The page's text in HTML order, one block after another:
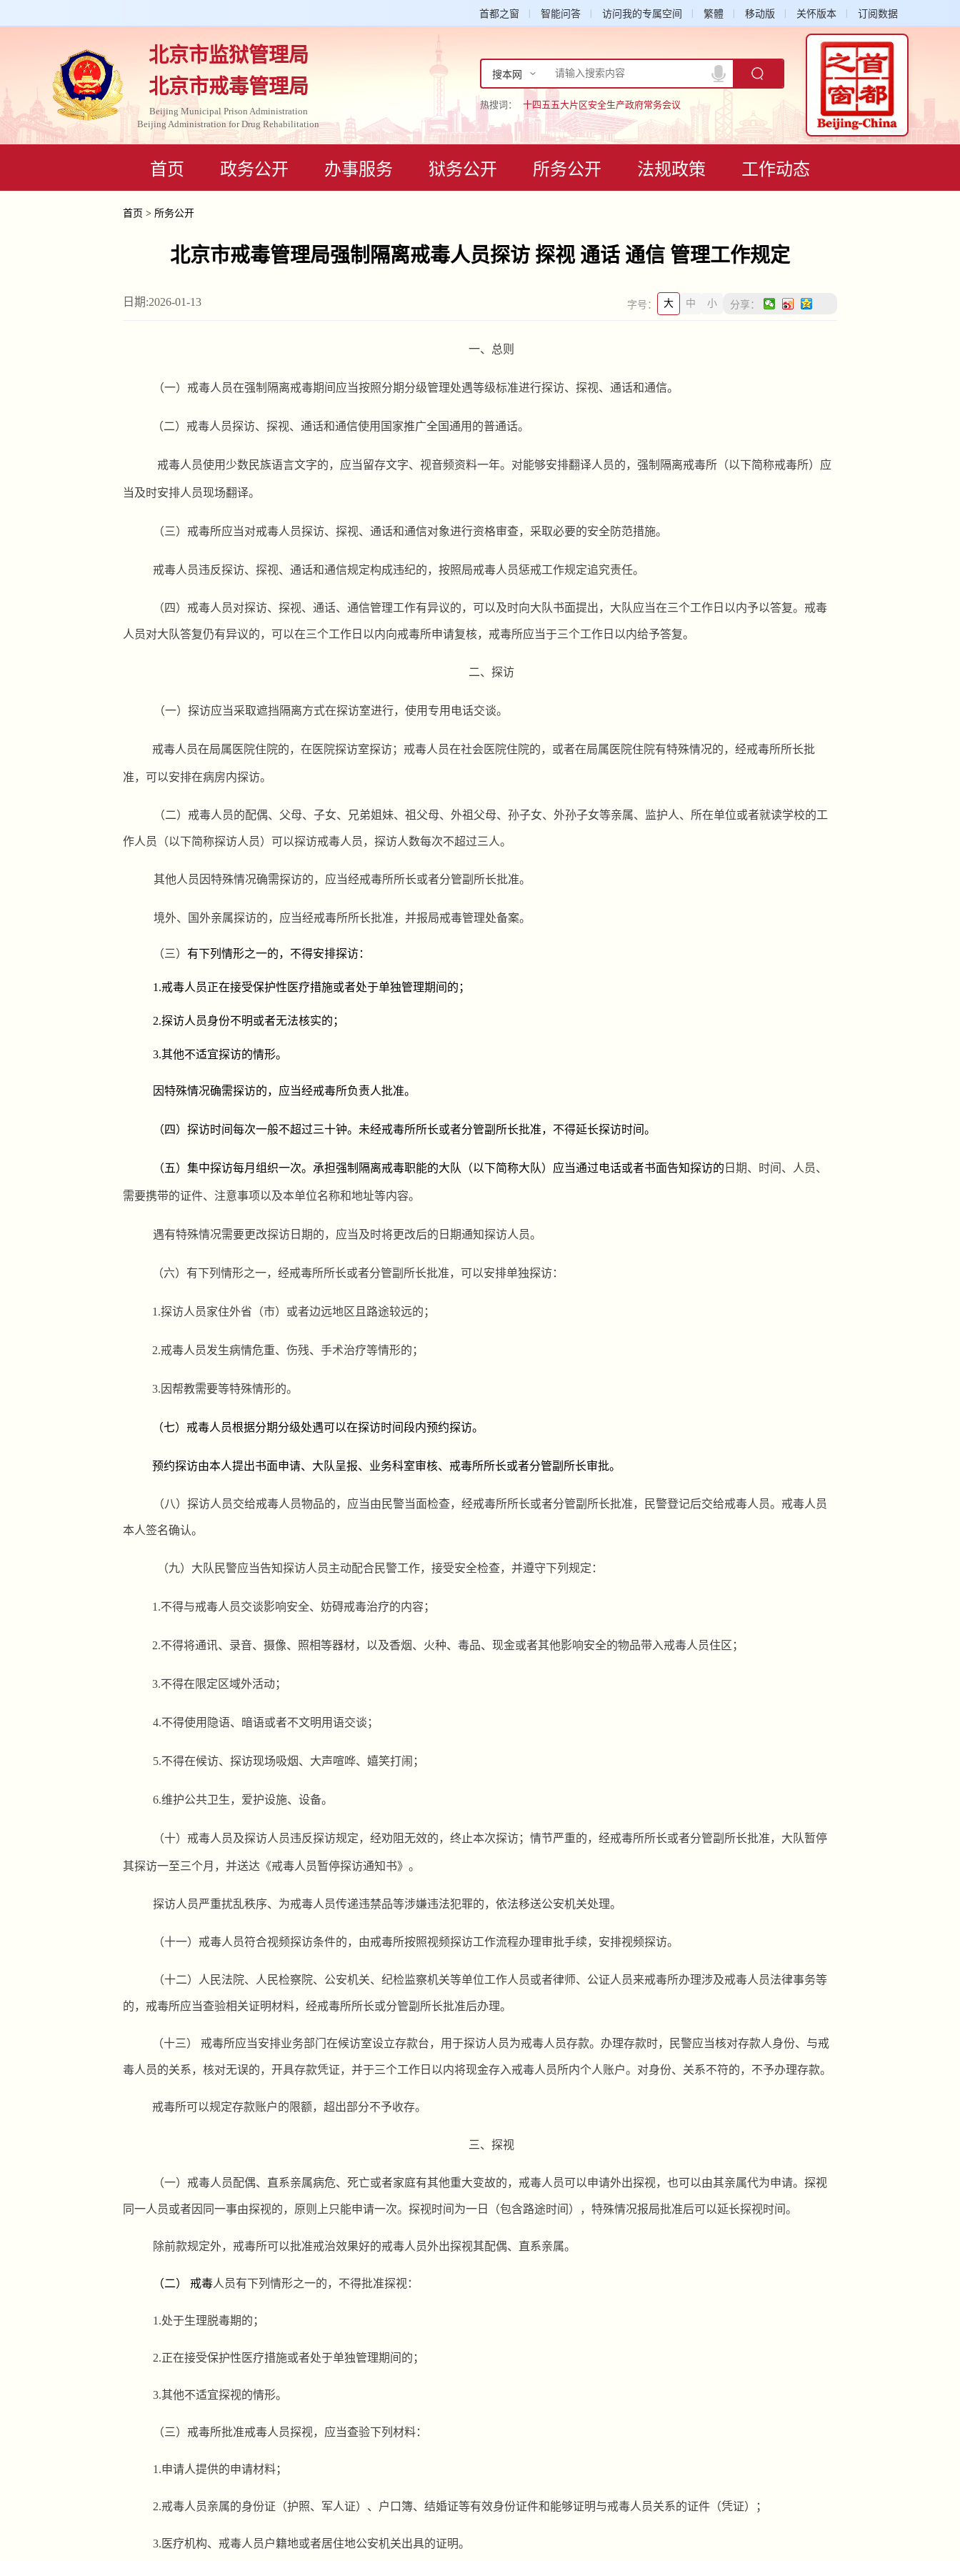
首都之窗 智能问答 访问我的专属空间 繁體 移动版 关怀版本 订阅数据
北京市监狱管理局
北京市戒毒管理局
Beijing Municipal Prison Administration
Beijing Administration for Drug Rehabilitation
搜本网
热搜词： 十四五五大片区安全生产政府常务会议
首页 政务公开 办事服务 狱务公开 所务公开 法规政策 工作动态
首页 > 所务公开
北京市戒毒管理局强制隔离戒毒人员探访 探视 通话 通信 管理工作规定
日期:2026-01-13 字号： 大 中 小 分享：
一、总则
（一）戒毒人员在强制隔离戒毒期间应当按照分期分级管理处遇等级标准进行探访、探视、通话和通信。
（二）戒毒人员探访、探视、通话和通信使用国家推广全国通用的普通话。
戒毒人员使用少数民族语言文字的，应当留存文字、视音频资料一年。 对能够安排翻译人员的，强制隔离戒毒所（以下简称戒毒所）应
当及时安排人员现场翻译。
（三）戒毒所应当对戒毒人员探访、探视、通话和通信对象进行资格审查，采取必要的安全防范措施。
戒毒人员违反探访、探视、通话和通信规定构成违纪的，按照局戒毒人员惩戒工作规定追究责任。
（四） 戒毒人员对探访、探视、通话、通信管理工作有异议的，可以及时向大队书面提出，大队应当在三个工作日以内予以答复。戒毒
人员对大队答复仍有异议的，可以在三个工作日以内向戒毒所申请复核，戒毒所应当于三个工作 日以内给予答复。
二、探访
（一）探访应当采取遮挡隔离方式在探访室进行，使用专用电话交谈。
戒毒人员在局属医院住院的，在医院探访室探访；戒毒人员在社会医院住院的，或者在局属医院住院有特殊情况的，经戒毒所所长批
准，可以安排在病房内探访。
（二） 戒毒人员的配偶、父母、子女、兄弟姐妹、祖父母、外祖父母、孙子女、外孙子女等亲属、监护人、所在单位或者就读学校的工
作人员（以下简称探访人员）可以探访戒毒人员，探访人数每次不超过三人。
其他人员因特殊情况确需探访的，应当经戒毒所所长或者分管副所长批准。
境外、国外亲属探访的，应当经戒毒所所长批准，并报局戒毒管理处备案。
（三） 有下列情形之一的，不得安排探访：
1.戒毒人员正在接受保护性医疗措施或者处于单独管理期间的；
2.探访人员身份不明或者无法核实的；
3.其他不适宜探访的情形。
因特殊情况确需探访的，应当经戒毒所负责人批准。
（四） 探访时间每次一般不超过三十钟。未经戒毒所所长或者分管副所长批准，不得延长探访时间。
（五） 集中探访每月组织一次。承担强制隔离戒毒职能的大队（以下简称大队）应当通过电话或者书面告知探访的 日期、时间、人员、
需要携带的证件、注意事项以及本单位名称和地址等内容。
遇有特殊情况需要更改探访 日期的，应当及时将更改后的日期通知探访人员。
（六）有下列情形之一，经戒毒所所长或者分管副所长批准，可以安排单独探访：
1.探访人员家住外省（市）或者边远地区且路途较远的；
2.戒毒人员发生病情危重、伤残、手术治疗等情形的；
3. 因帮教需要等特殊情形的。
（七）戒毒人员根据分期分级处遇可以在探访时间段内预约探访。
预约探访由本人提出书面申请、大队呈报、业务科室审核、戒毒所所长或者分管副所长审批。
（八） 探访人员交给戒毒人员物品的，应当由民警当面检查， 经戒毒所所长或者分管副所长批准，民警登记后交给戒毒人员。戒毒人员
本人签名确认。
（九） 大队民警应当告知探访人员主动配合民警工作，接受安全检查，并遵守下列规定：
1.不得与戒毒人员交谈影响安全、妨碍戒毒治疗的内容；
2.不得将通讯、录音、摄像、照相等器材，以及香烟、火种、毒品、现金或者其他影响安全的物品带入戒毒人员住区；
3.不得在限定区域外活动；
4.不得使用隐语、暗语或者不文明用语交谈；
5.不得在候访、探访现场吸烟、大声喧哗、嬉笑打闹；
6.维护公共卫生，爱护设施、设备。
（十） 戒毒人员及探访人员违反探访规定，经劝阻无效的，终止本次探访；情节严重的，经戒毒所所长或者分管副所长批准，大队暂停
其探访一至三个月， 并送达《戒毒人员暂停探访通知书》。
探访人员严重扰乱秩序、为戒毒人员传递违禁品等涉嫌违法犯罪的，依法移送公安机关处理。
（十一）戒毒人员符合视频探访条件的，由戒毒所按照视频探访工作流程办理审批手续，安排视频探访。
（十二） 人民法院、人民检察院、公安机关、纪检监察机关等单位工作人员或者律师、公证人员来戒毒所办理涉及戒毒人员法律事务等
的，戒毒所应当查验相关证明材料，经戒毒所所长或分管副所长批准后办理。
（十三） 戒毒所应当安排业务部门在候访室设立存款台，用于探访人员为戒毒人员存款。办理存款时，民警应当核对存款人身份、与戒
毒人员的关系，核对无误的，开具存款凭证，并于三个工作日以内将现金存入戒毒人员所内个人账户。对身份、关系不符的，不予办理存款。
戒毒所可以规定存款账户的限额，超出部分不予收存。
三、探视
（一） 戒毒人员配偶、直系亲属病危、死亡或者家庭有其他重大变故的，戒毒人员可以申请外出探视，也可以由其亲属代为申请。探视
同一人员或者因同一事由探视的，原则上只能申请一次。探视时间为一日（包含路途时间），特殊情况报局批准后可以延长探视时间。
除前款规定外，戒毒所可以批准戒治效果好的戒毒人员外出探视其配偶、直系亲属。
（二） 戒毒人员有下列情形之一的，不得批准探视：
1.处于生理脱毒期的；
2.正在接受保护性医疗措施或者处于单独管理期间的；
3.其他不适宜探视的情形。
（三） 戒毒所批准戒毒人员探视，应当查验下列材料：
1.申请人提供的申请材料；
2.戒毒人员亲属的身份证（护照、军人证）、户口簿、结婚证等有效身份证件和能够证明与戒毒人员关系的证件（凭证）；
3. 医疗机构、戒毒人员户籍地或者居住地公安机关出具的证明。